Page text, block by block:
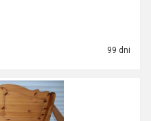
99 dni